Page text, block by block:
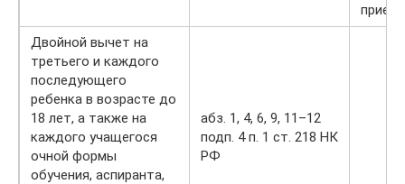
Двойной вычет на
третьего и каждого
последующего
ребенка в возрасте до
18 лет, а также на
каждого учащегося
очной формы
обучения, аспиранта,
абз. 1, 4, 6, 9, 11–12
подп. 4 п. 1 ст. 218 НК
РФ